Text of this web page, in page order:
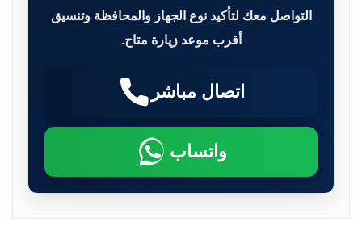
التواصل معك لتأكيد نوع الجهاز والمحافظة وتنسيق
أقرب موعد زيارة متاح.
اتصال مباشر
واتساب